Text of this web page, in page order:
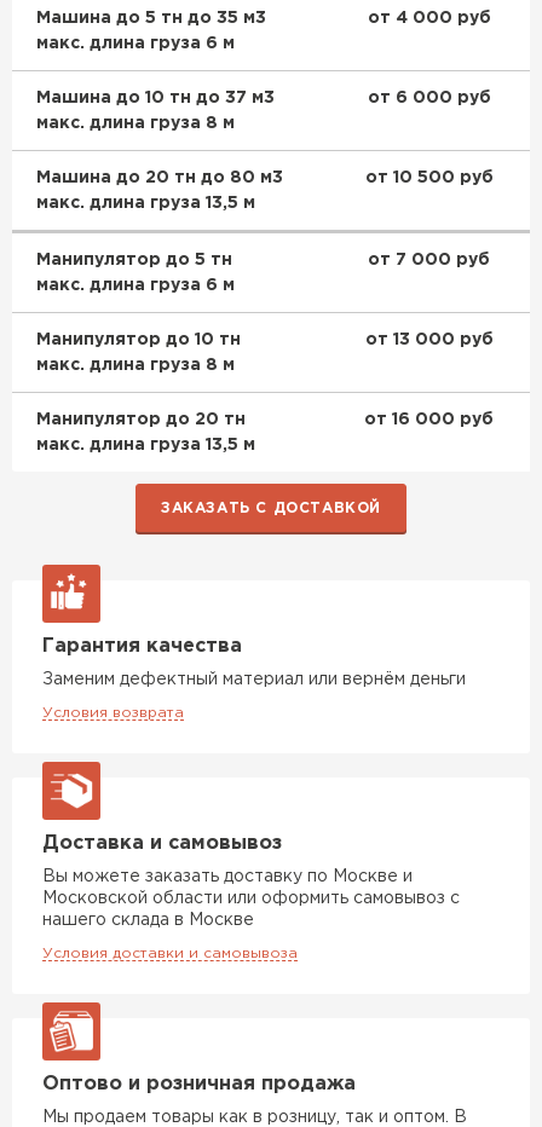
Машина до 5 тн до 35 м3
макс. длина груза 6 м
от 4 000 руб
Машина до 10 тн до 37 м3
макс. длина груза 8 м
от 6 000 руб
Машина до 20 тн до 80 м3
макс. длина груза 13,5 м
от 10 500 руб
Манипулятор до 5 тн
макс. длина груза 6 м
от 7 000 руб
Манипулятор до 10 тн
макс. длина груза 8 м
от 13 000 руб
Манипулятор до 20 тн
макс. длина груза 13,5 м
от 16 000 руб
ЗАКАЗАТЬ С ДОСТАВКОЙ
Гарантия качества
Заменим дефектный материал или вернём деньги
Условия возврата
Доставка и самовывоз
Вы можете заказать доставку по Москве и
Московской области или оформить самовывоз с
нашего склада в Москве
Условия доставки и самовывоза
Оптово и розничная продажа
Мы продаем товары как в розницу, так и оптом. В